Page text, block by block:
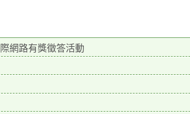
網路有獎徵答活動